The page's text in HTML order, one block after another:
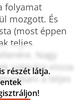
folyamat
mozgott. És
(most éppen
teljes
Nagy
számára vissza
a teljes
részét látja.